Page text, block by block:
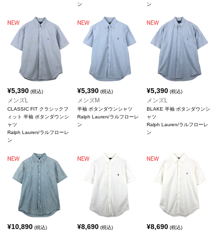
ン
ン
¥5,390 (税込)
メンズL
CLASSIC FIT クラシックフ
ィット 半袖 ボタンダウンシ
ャツ
Ralph Lauren/ラルフローレ
ン
¥5,390(税込)
メンズM
半袖 ボタンダウンシャツ
Ralph Lauren/ラルフローレ
ン
¥5,390 (税込)
メンズL
BLAKE 半袖 ボタンダウンシ
ャツ
Ralph Lauren/ラルフローレ
ン
¥10,890 (税込) ¥8,690(税込) ¥8,690 (税込)